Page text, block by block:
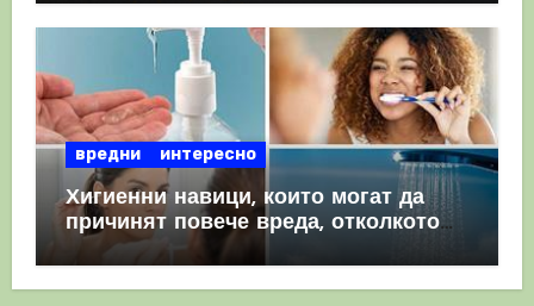
вредни интересно
Хигиенни навици, които могат да
причинят повече вреда, отколкото
полза